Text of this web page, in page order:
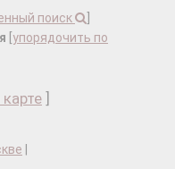
поиск
упорядочить по